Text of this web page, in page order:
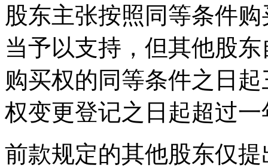
股东主张按照同等条件
当予以支持，但其他股
购买权的同等条件之日
权变更登记之日起超过
前款规定的其他股东仅